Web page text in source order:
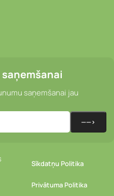
saņemšanai jau
Sīkdatņu Politika
Privātuma Politika